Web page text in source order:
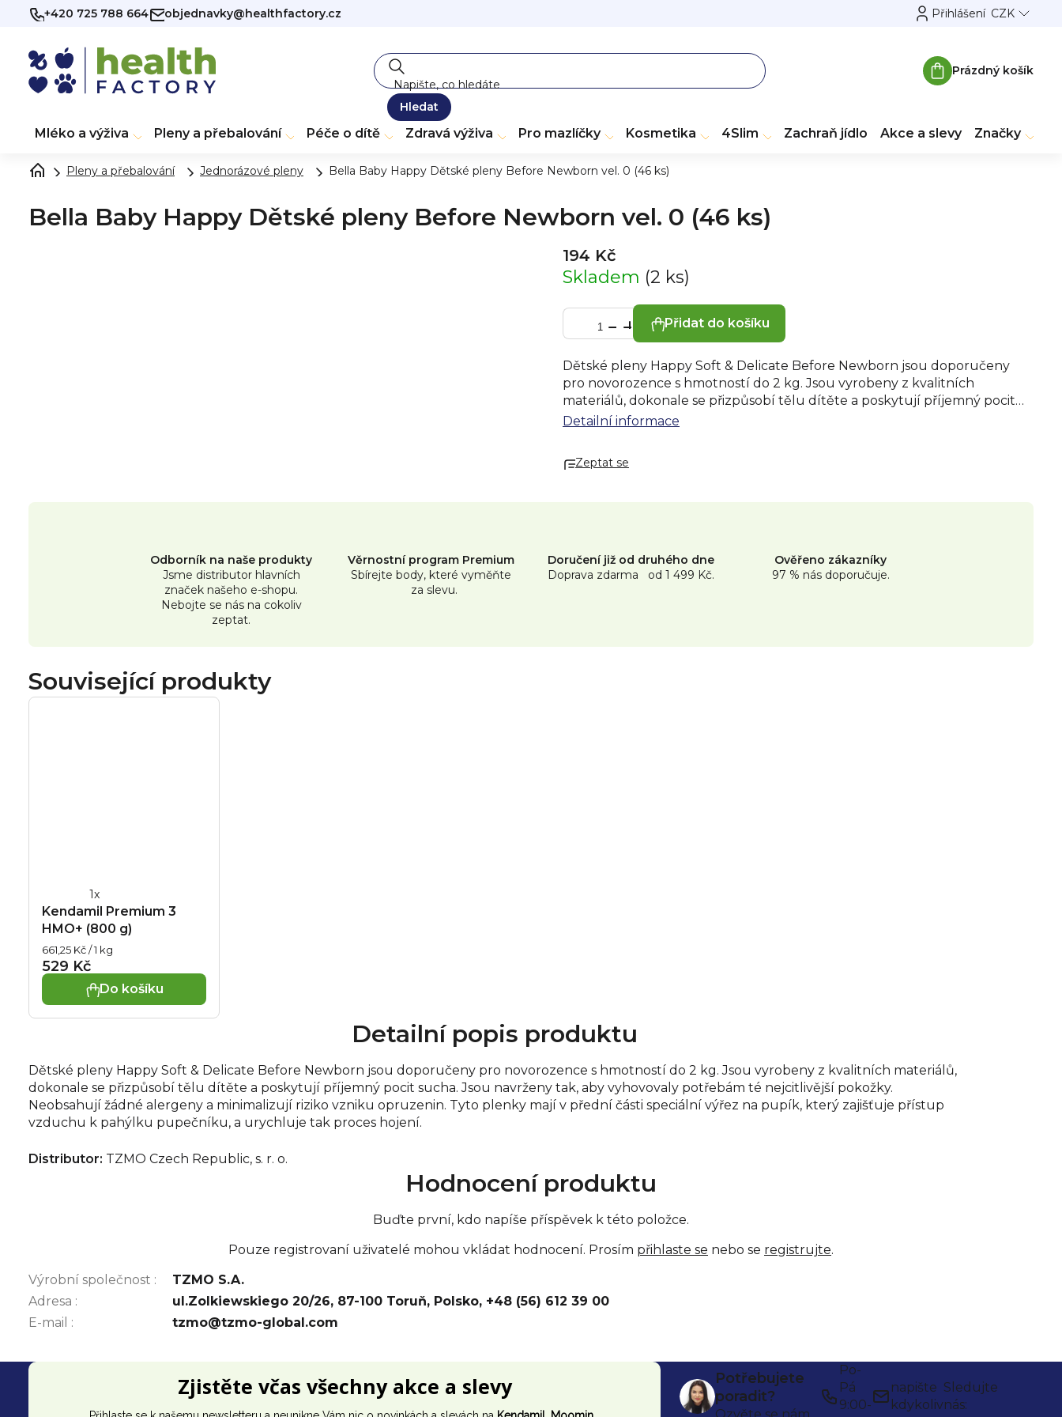
Přejít
+420 725 788 664 objednavky@healthfactory.cz CZK
Přihlášení
Hledat
Nákupní
Prázdný košík
Mléko a výživa Pleny a přebalování Péče o dítě Zdravá výživa Pro mazlíčky Kosmetika 4Slim Zachraň jídlo Akce a slevy Značky
Pleny a přebalování Jednorázové pleny Bella Baby Happy Dětské pleny Before Newborn vel. 0 (46 ks)
Bella Baby Happy Dětské pleny Before Newborn vel. 0 (46 ks)
194 Kč
Skladem (2 ks)
Přidat do košíku
Dětské pleny Happy Soft & Delicate Before Newborn jsou doporučeny
pro novorozence s hmotností do 2 kg. Jsou vyrobeny z kvalitních
materiálů, dokonale se přizpůsobí tělu dítěte a poskytují příjemný pocit
sucha. Jsou navrženy tak, aby vyhovovaly potřebám té nejcitlivější
zajišťuje přístup vzduchu k pahýlku pupečníku, a urychluje tak proces
Detailní informace
Zeptat se
Odborník na naše produkty
Jsme distributor hlavních
značek našeho e-shopu.
Nebojte se nás na cokoliv
zeptat.
Věrnostní program Premium
Sbírejte body, které vyměňte
za slevu.
Doručení již od druhého dne
Doprava zdarma od 1 499 Kč.
Ověřeno zákazníky
97 % nás doporučuje.
Související produkty
Kendamil Premium 3
HMO+ (800 g)
Průměrné
hodnocení
produktu
je
5,0
5
529 Kč
Měrná
cena:
661,25 Kč / 1 kg
Do košíku
Detailní popis produktu
Dětské pleny Happy Soft & Delicate Before Newborn jsou doporučeny pro novorozence s hmotností do 2 kg. Jsou vyrobeny z kvalitních materiálů,
dokonale se přizpůsobí tělu dítěte a poskytují příjemný pocit sucha. Jsou navrženy tak, aby vyhovovaly potřebám té nejcitlivější pokožky.
Neobsahují žádné alergeny a minimalizují riziko vzniku opruzenin. Tyto plenky mají v přední části speciální výřez na pupík, který zajišťuje přístup
vzduchu k pahýlku pupečníku, a urychluje tak proces hojení.
Distributor: TZMO Czech Republic, s. r. o.
Hodnocení produktu
Buďte první, kdo napíše příspěvek k této položce.
Pouze registrovaní uživatelé mohou vkládat hodnocení. Prosím přihlaste se nebo se registrujte.
Výrobní společnost :
TZMO S.A.
Adresa :
ul.Zolkiewskiego 20/26, 87-100 Toruň, Polsko, +48 (56) 612 39 00
E-mail : tzmo@tzmo-global.com
Zjistěte včas všechny akce a slevy
Potřebujete
poradit?
Po-
Pá
9:00-
napište
kdykoliv
Sledujte
nás: